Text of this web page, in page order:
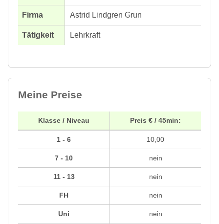
Astrid Lindgren Grun
Lehrkraft
Meine Preise
Klasse / Niveau
1 - 6
7 - 10
11 - 13
FH
Uni
Preis € / 45min:
10,00
nein
nein
nein
nein